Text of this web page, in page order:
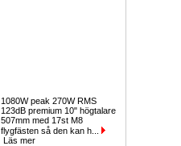
1080W peak 270W RMS
123dB premium 10" högtalare
507mm med 17st M8
flygfästen så den kan h...
Läs mer